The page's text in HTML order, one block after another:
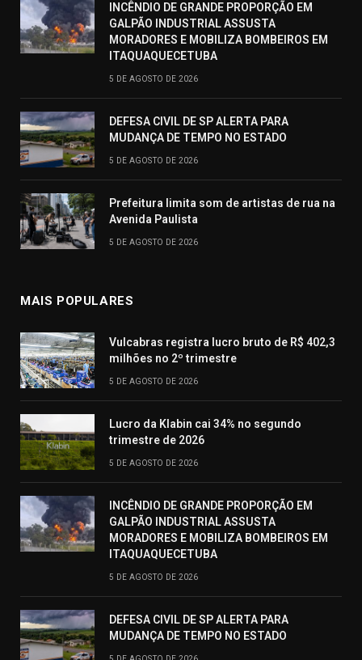
INCÊNDIO DE GRANDE PROPORÇÃO EM
GALPÃO INDUSTRIAL ASSUSTA
MORADORES E MOBILIZA BOMBEIROS EM
ITAQUAQUECETUBA
5 DE AGOSTO DE 2026
DEFESA CIVIL DE SP ALERTA PARA
MUDANÇA DE TEMPO NO ESTADO
5 DE AGOSTO DE 2026
Prefeitura limita som de artistas de rua na
Avenida Paulista
5 DE AGOSTO DE 2026
MAIS POPULARES
Vulcabras registra lucro bruto de R$ 402,3
milhões no 2º trimestre
5 DE AGOSTO DE 2026
Lucro da Klabin cai 34% no segundo
trimestre de 2026
5 DE AGOSTO DE 2026
INCÊNDIO DE GRANDE PROPORÇÃO EM
GALPÃO INDUSTRIAL ASSUSTA
MORADORES E MOBILIZA BOMBEIROS EM
ITAQUAQUECETUBA
5 DE AGOSTO DE 2026
DEFESA CIVIL DE SP ALERTA PARA
MUDANÇA DE TEMPO NO ESTADO